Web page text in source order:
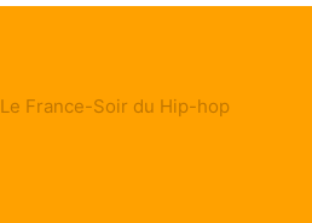
Le France-Soir du Hip-hop